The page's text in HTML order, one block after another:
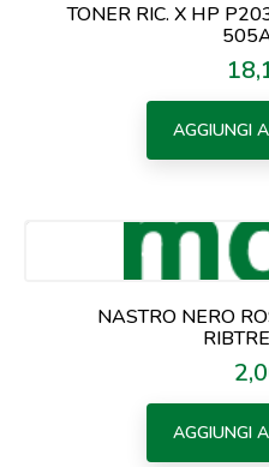
TONER RIC. X HP
AGGIUNGI
NASTRO NERO
AGGIUNGI